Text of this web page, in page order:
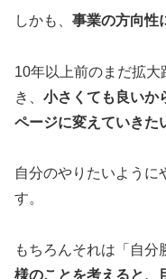
しかも、 事業の方向性
10年以上前のまだ拡
き、 小さくても良いか
ページに変えていきた
自分のやりたいよう
す。
もちろんそれは「自分
様のことを考えると、